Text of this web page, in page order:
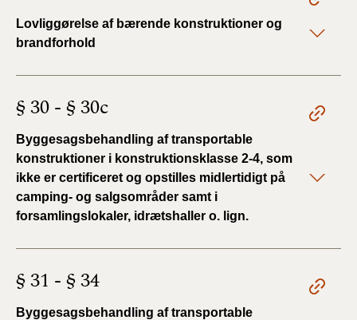
Lovliggørelse af bærende konstruktioner og
brandforhold
§ 30 - § 30c
Byggesagsbehandling af transportable
konstruktioner i konstruktionsklasse 2-4, som
ikke er certificeret og opstilles midlertidigt på
camping- og salgsområder samt i
forsamlingslokaler, idrætshaller o. lign.
§ 31 - § 34
Byggesagsbehandling af transportable